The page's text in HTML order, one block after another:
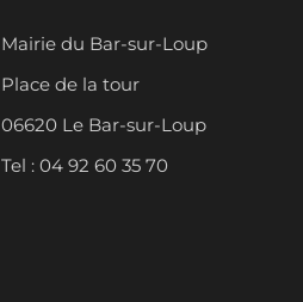
Mairie du Bar-sur-Loup
Place de la tour
06620 Le Bar-sur-Loup
Tel : 04 92 60 35 70